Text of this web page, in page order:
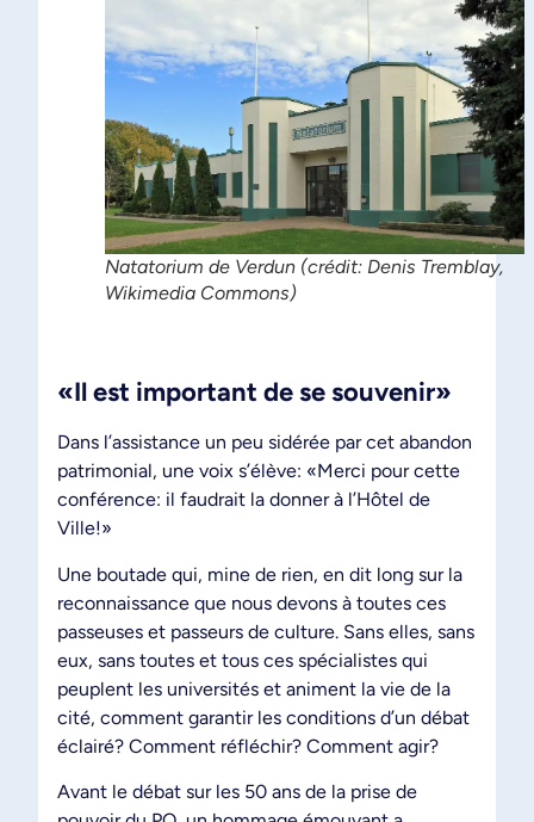
Natatorium de Verdun (crédit: Denis Tremblay,
Wikimedia Commons)
«Il est important de se souvenir»
Dans l’assistance un peu sidérée par cet abandon
patrimonial, une voix s’élève: «Merci pour cette
conférence: il faudrait la donner à l’Hôtel de
Ville!»
Une boutade qui, mine de rien, en dit long sur la
reconnaissance que nous devons à toutes ces
passeuses et passeurs de culture. Sans elles, sans
eux, sans toutes et tous ces spécialistes qui
peuplent les universités et animent la vie de la
cité, comment garantir les conditions d’un débat
éclairé? Comment réfléchir? Comment agir?
Avant le débat sur les 50 ans de la prise de